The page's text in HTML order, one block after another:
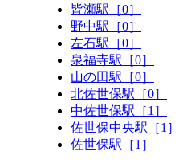
皆瀬駅［0］
野中駅［0］
左石駅［0］
泉福寺駅［0］
山の田駅［0］
北佐世保駅［0］
中佐世保駅［1］
佐世保中央駅［1］
佐世保駅［1］